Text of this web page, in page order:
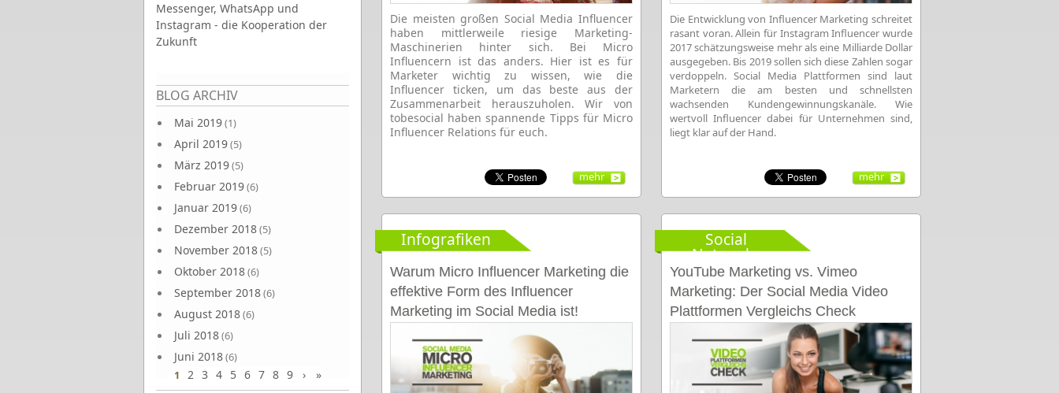
Messenger, WhatsApp und
Instagram - die Kooperation der
Zukunft
BLOG ARCHIV
Mai 2019(1)
April 2019(5)
März 2019(5)
Februar 2019(6)
Januar 2019(6)
Dezember 2018(5)
November 2018(5)
Oktober 2018(6)
September 2018(6)
August 2018(6)
Juli 2018(6)
Juni 2018(6)
Seiten
1 2 3 4 5 6 7 8 9 › »
Die meisten großen Social Media Influencer
haben mittlerweile riesige Marketing-
Maschinerien hinter sich. Bei Micro
Influencern ist das anders. Hier ist es für
Marketer wichtig zu wissen, wie die
Influencer ticken, um das beste aus der
Zusammenarbeit herauszuholen. Wir von
tobesocial haben spannende Tipps für Micro
Influencer Relations für euch.
mehr
Die Entwicklung von Influencer Marketing schreitet
rasant voran. Allein für Instagram Influencer wurde
2017 schätzungsweise mehr als eine Milliarde Dollar
ausgegeben. Bis 2019 sollen sich diese Zahlen sogar
verdoppeln. Social Media Plattformen sind laut
Marketern die am besten und schnellsten
wachsenden Kundengewinnungskanäle. Wie
wertvoll Influencer dabei für Unternehmen sind,
liegt klar auf der Hand.
mehr
Infografiken
Warum Micro Influencer Marketing die
effektive Form des Influencer
Marketing im Social Media ist!
Social
Networks
YouTube Marketing vs. Vimeo
Marketing: Der Social Media Video
Plattformen Vergleichs Check